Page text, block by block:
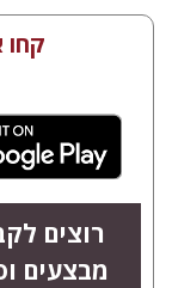
רוצים
מבצעים